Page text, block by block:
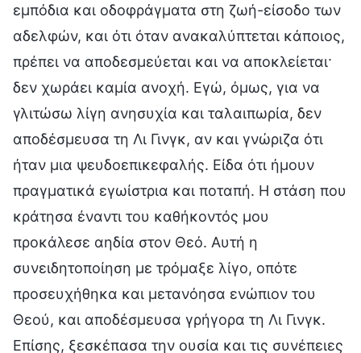
εμπόδια και οδοφράγματα στη ζωή-είσοδο των
αδελφών, και ότι όταν ανακαλύπτεται κάποιος,
πρέπει να αποδεσμεύεται και να αποκλείεται·
δεν χωράει καμία ανοχή. Εγώ, όμως, για να
γλιτώσω λίγη ανησυχία και ταλαιπωρία, δεν
αποδέσμευσα τη Λι Γινγκ, αν και γνώριζα ότι
ήταν μια ψευδοεπικεφαλής. Είδα ότι ήμουν
πραγματικά εγωίστρια και ποταπή. Η στάση που
κράτησα έναντι του καθήκοντός μου
προκάλεσε αηδία στον Θεό. Αυτή η
συνειδητοποίηση με τρόμαξε λίγο, οπότε
προσευχήθηκα και μετανόησα ενώπιον του
Θεού, και αποδέσμευσα γρήγορα τη Λι Γινγκ.
Επίσης, ξεσκέπασα την ουσία και τις συνέπειες